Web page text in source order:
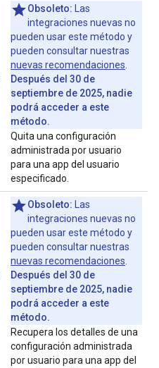
Obsoleto: Las
integraciones nuevas no
pueden usar este método y
pueden consultar nuestras
nuevas recomendaciones
Después del 30 de
septiembre de 2025, nadie
podrá acceder a este
método.
Quita una configuración
administrada por usuario
para una app del usuario
especificado.
Obsoleto: Las
integraciones nuevas no
pueden usar este método y
pueden consultar nuestras
nuevas recomendaciones
Después del 30 de
septiembre de 2025, nadie
podrá acceder a este
método.
Recupera los detalles de una
configuración administrada
por usuario para una app del